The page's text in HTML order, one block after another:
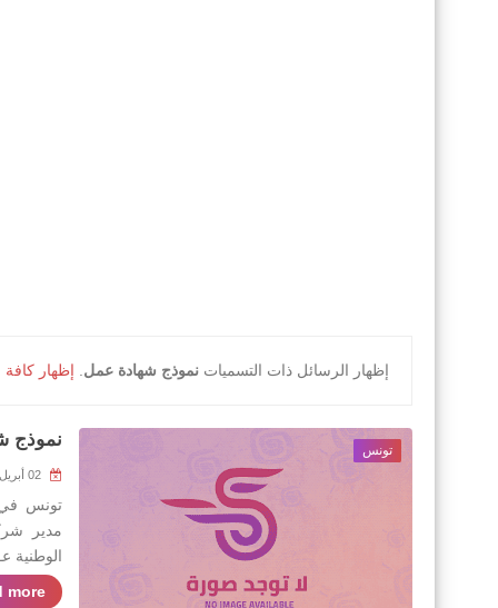
‏إظهار الرسائل ذات التسميات نموذج شهادة عمل إظهار
تونس نموذج
مدير
الوطنية
»